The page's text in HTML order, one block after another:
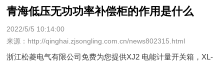
青海低压无功功率补偿柜的作用是什么
2022/5/5 10:14:00
来源：http://qinghai.zjsongling.com.cn/news802315.html
浙江松菱电气有限公司免费为您提供XJ2 电能计量开关箱 ，XL-